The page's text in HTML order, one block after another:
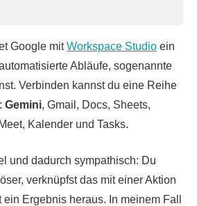
Google mitWorkspace Studio ein
Abläufe, sogenannte
Verbinden kannst du eine Reihe
Gemini, Gmail, Docs, Sheets,
Kalender und Tasks.
und dadurch sympathisch: Du
verknüpfst das mit einer Aktion
Ergebnis heraus. In meinem Fall